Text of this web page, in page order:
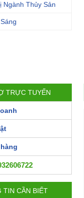
Ngành Thủy Sản
TRỰC TUYẾN
TIN CẦN BIẾT